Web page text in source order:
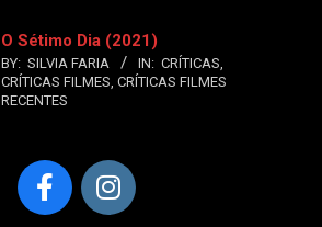
O Sétimo Dia (2021)
BY: SILVIA FARIA IN: CRÍTICAS
CRÍTICAS FILMES CRÍTICAS FILMES
RECENTES